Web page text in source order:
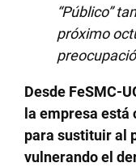
“Público”
próximo
Desde FeSMC-
la empresa está
para sustituir al
vulnerando el